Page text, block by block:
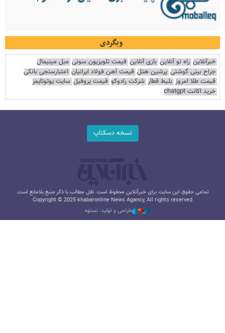
وبگردی
خبرآنلاین راه نو آنلاین بازی آنلاین قیمت تلویزیون سونی مبل مینیمال
جراح بینی گوشتی پرشین هتل قیمت آهن فولاد ایرانیان اعتبارسنجی بانکی
قیمت طلا امروز بلیط قطار شرکت رادوکو قیمت پروفیل سایت یوتوتایمز
خرید اکانت chatgpt
نسخه دسکتاپ
تمامی حقوق این سایت برای خبرآنلاین محفوظ است. نقل مطالب با ذکر منبع بلامانع است.
Copyright © 2025 khabaronline News Agancy, All rights reserved
طراحی و تولید: نستوه